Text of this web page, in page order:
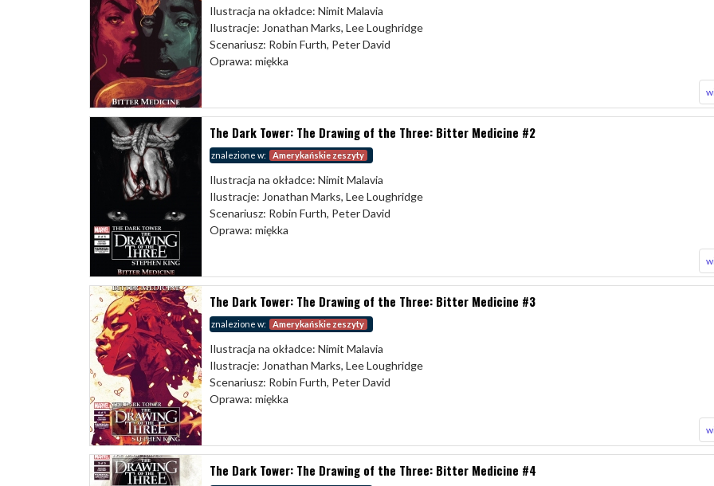
Ilustracja na okładce: Nimit Malavia
Ilustracje: Jonathan Marks, Lee Loughridge
Scenariusz: Robin Furth, Peter David
Oprawa: miękka
The Dark Tower: The Drawing of the Three: Bitter Medicine #2
znalezione w: Amerykańskie zeszyty
Ilustracja na okładce: Nimit Malavia
Ilustracje: Jonathan Marks, Lee Loughridge
Scenariusz: Robin Furth, Peter David
Oprawa: miękka
The Dark Tower: The Drawing of the Three: Bitter Medicine #3
znalezione w: Amerykańskie zeszyty
Ilustracja na okładce: Nimit Malavia
Ilustracje: Jonathan Marks, Lee Loughridge
Scenariusz: Robin Furth, Peter David
Oprawa: miękka
The Dark Tower: The Drawing of the Three: Bitter Medicine #4